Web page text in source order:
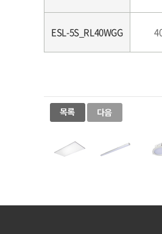
ESL-5S_RL40WGG